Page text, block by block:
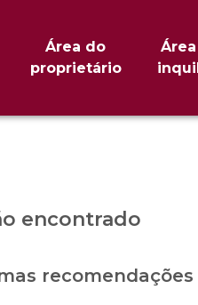
Área do
proprietário
encontrado
recomendações